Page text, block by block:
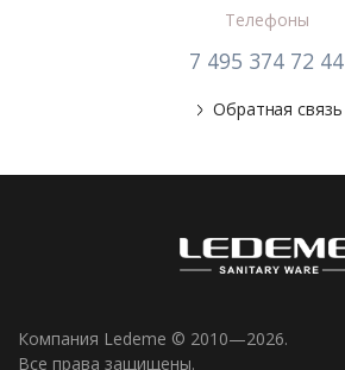
Телефоны
7 495 374 72 44
Обратная связь
Компания Ledeme © 2010—2026.
Все права защищены.